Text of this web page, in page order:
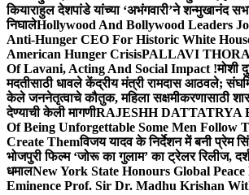
कियाराहुल देशपांडे यांच्या ‘अभंगवारी’ने शन्मुखानंद
निघालेHollywood And Bollywood Leaders
Anti-Hunger CEO For Historic White
American Hunger CrisisPALLAVI
Of Lavani, Acting And Social Impact !मोशी
मदतीसाठी धावले केंद्रीय मंत्री रामदास आठवले;
केले जननेतृत्वाचे कौतुक, महिला सक्षमीकरणासाठी
देण्याची केली मागणीRAJESHH DATTATRYA
Of Being Unforgettable Some Men Follow
Create Themविजय यादव के निर्देशन में बनी प्रेम
भोजपुरी फिल्म ‘जोरू का गुलाम’ का ट्रेलर रिलीज,
धमालNew York State Honours Global
Eminence Prof. Sir Dr. Madhu Krishan